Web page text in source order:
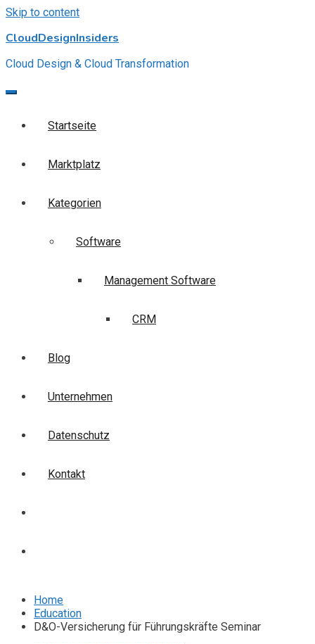
Skip to content
CloudDesignInsiders
Cloud Design & Cloud Transformation
Startseite
Marktplatz
Kategorien
Software
Management Software
CRM
Blog
Unternehmen
Datenschutz
Kontakt
Home
Education
D&O-Versicherung für Führungskräfte Seminar